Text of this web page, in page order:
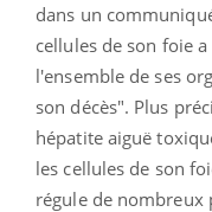
dans un
cellules de son foie
l'ensemble de ses
son décès". Plus
hépatite aiguë
les cellules de son
régule de nombreux